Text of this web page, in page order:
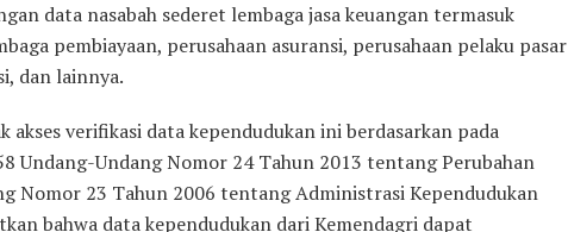
data nasabah sederet lembaga jasa keuangan termasuk
pembiayaan, perusahaan asuransi, perusahaan pelaku pasar
dan lainnya.
akses verifikasi data kependudukan ini berdasarkan pada
Undang-Undang Nomor 24 Tahun 2013 tentang Perubahan
Nomor 23 Tahun 2006 tentang Administrasi Kependudukan
bahwa data kependudukan dari Kemendagri dapat